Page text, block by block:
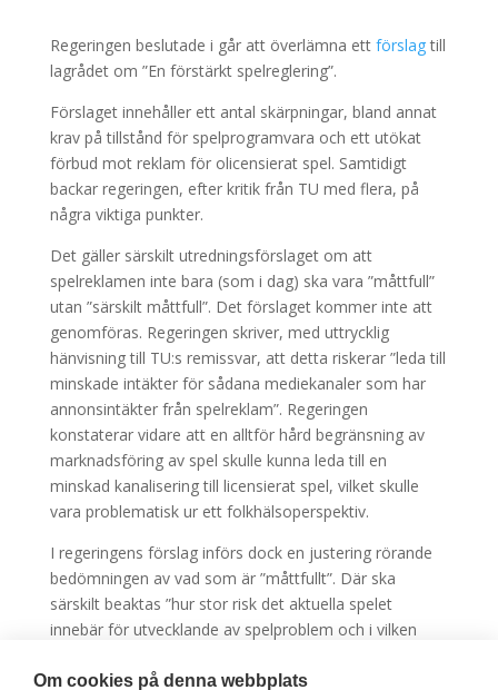
Regeringen beslutade i går att överlämna ett förslagtill
lagrådet om ”En förstärkt spelreglering”.
Förslaget innehåller ett antal skärpningar, bland annat
krav på tillstånd för spelprogramvara och ett utökat
förbud mot reklam för olicensierat spel. Samtidigt
backar regeringen, efter kritik från TU med flera, på
några viktiga punkter.
Det gäller särskilt utredningsförslaget om att
spelreklamen inte bara (som i dag) ska vara ”måttfull”
utan ”särskilt måttfull”. Det förslaget kommer inte att
genomföras. Regeringen skriver, med uttrycklig
hänvisning till TU:s remissvar, att detta riskerar ”leda till
minskade intäkter för sådana mediekanaler som har
annonsintäkter från spelreklam”. Regeringen
konstaterar vidare att en alltför hård begränsning av
marknadsföring av spel skulle kunna leda till en
minskad kanalisering till licensierat spel, vilket skulle
vara problematisk ur ett folkhälsoperspektiv.
I regeringens förslag införs dock en justering rörande
bedömningen av vad som är ”måttfullt”. Där ska
särskilt beaktas ”hur stor risk det aktuella spelet
innebär för utvecklande av spelproblem och i vilken
under 18 år”. Detta ligger i linje med
Om cookies på denna webbplats